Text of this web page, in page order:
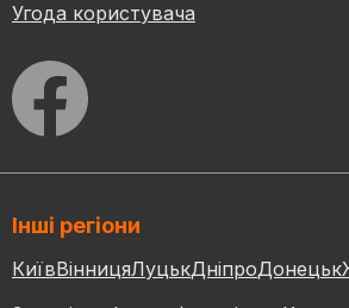
Угода користувача
Інші регіони
КиївВінницяЛуцькДніпроДонецьк